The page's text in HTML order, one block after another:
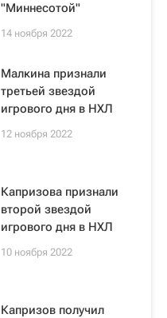
"Миннесотой"
14 ноября 2022
Малкина признали
третьей звездой
игрового дня в НХЛ
12 ноября 2022
Капризова признали
второй звездой
игрового дня в НХЛ
10 ноября 2022
Капризов получил